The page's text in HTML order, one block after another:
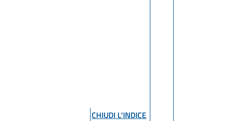
CHIUDI L'INDICE